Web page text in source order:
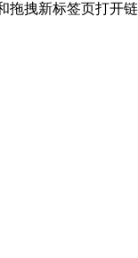
拖拽新标签页打开